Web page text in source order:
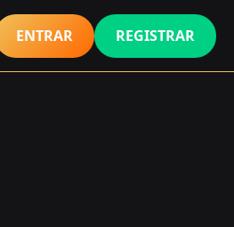
ENTRAR REGISTRAR